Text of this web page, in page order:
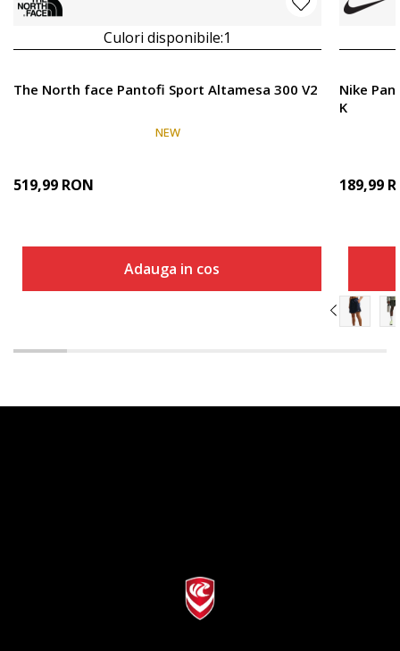
Culori disponibile:1
The North face Pantofi Sport Altamesa 300 V2
NEW
519,99 RON
Adauga in cos
Nike
K
189,99